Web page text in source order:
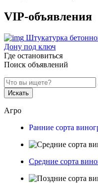
VIP-объявления
Штукатурка
Дону под ключ
Где остановиться
Поиск объявлений
Искать
Агро
Ранние сорта
Средние сорта